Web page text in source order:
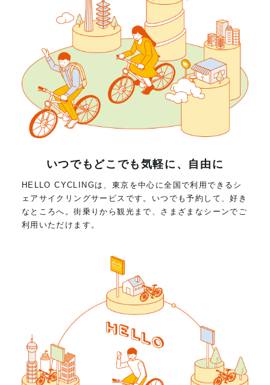
いつでもどこでも気軽に、自由に
HELLO CYCLINGは、東京を中心に全国で利用できるシ
ェアサイクリングサービスです。いつでも予約して、好き
なところへ。街乗りから観光まで、さまざまなシーンでご
利用いただけます。